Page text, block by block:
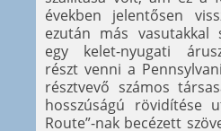
években jelentősen
ezután más vasutakkal
egy kelet-nyugati
részt venni a
résztvevő számos
hosszúságú rövidítése
Route”-nak becézett